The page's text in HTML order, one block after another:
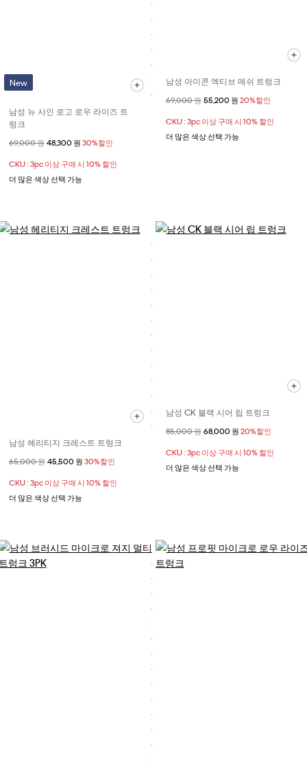
New
남성 뉴 사인 로고 로우 라이즈 트
렁크
할인 전 가격
69,000 원할인된 가격
48,300 원 30%할인
CKU : 3pc 이상 구매 시 10% 할인
더 많은 색상 선택 가능
남성 아이콘 엑티브 메쉬 트렁크
할인 전 가격
69,000 원할인된 가격
55,200 원 20%할인
CKU : 3pc 이상 구매 시 10% 할인
더 많은 색상 선택 가능
남성 헤리티지 크레스트 트렁크
할인 전 가격
65,000 원할인된 가격
45,500 원 30%할인
CKU : 3pc 이상 구매 시 10% 할인
더 많은 색상 선택 가능
남성 CK 블랙 시어 립 트렁크
할인 전 가격
85,000 원할인된 가격
68,000 원 20%할인
CKU : 3pc 이상 구매 시 10% 할인
더 많은 색상 선택 가능